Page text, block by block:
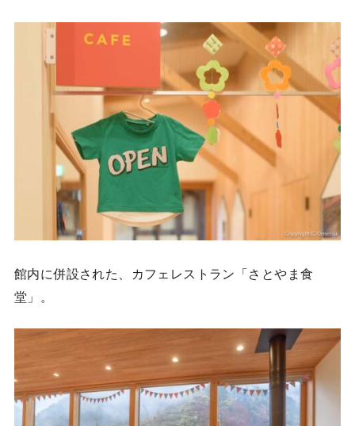
館内に併設された、カフェレストラン「さとやま食
堂」。